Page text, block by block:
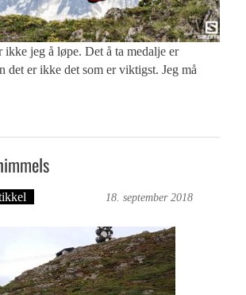
ikke jeg å løpe. Det å ta medalje er
det er ikke det som er viktigst. Jeg må
18. september 2018